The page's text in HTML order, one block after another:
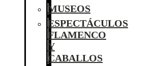
MUSEOS
ESPECTÁCULOS
FLAMENCO
Y
CABALLOS